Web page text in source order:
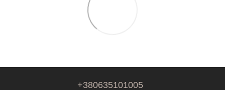
+380635101005